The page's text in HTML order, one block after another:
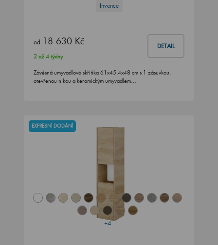
Invence
od 18 630 Kč DETAIL
2 až 4 týdny
Závěsná umyvadlová skříňka 61x45,4x48 cm s 1 zásuvkou,
otevřenou nikou a keramickým umyvadlem…
+4
EXPRESNÍ DODÁNÍ